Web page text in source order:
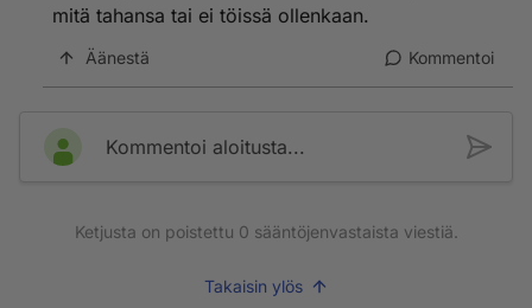
mitä tahansa tai ei töissä ollenkaan.
Äänestä Kommentoi
Kommentoi aloitusta...
Ketjusta on poistettu 0 sääntöjenvastaista viestiä.
Takaisin ylös